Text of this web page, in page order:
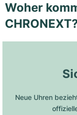
Woher
Neue Uhren